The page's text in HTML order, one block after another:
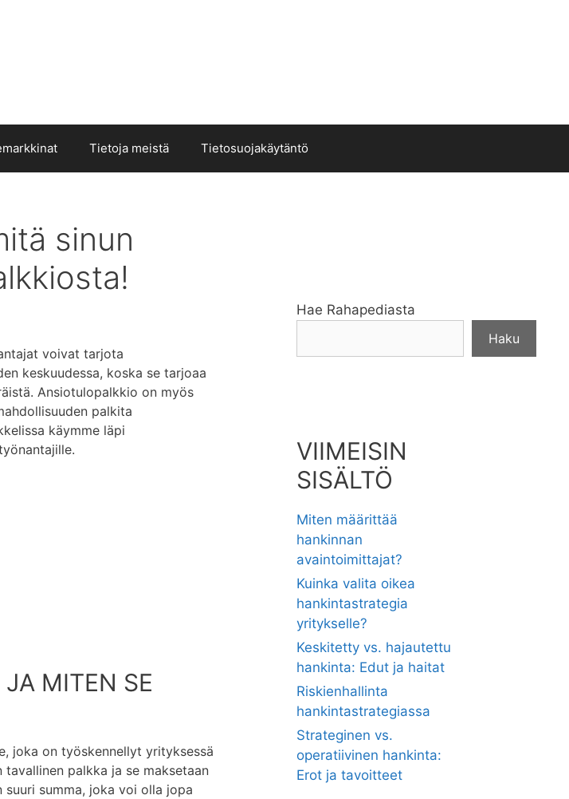
Tietoja meistä Tietosuojakäytäntö
sinun
voivat tarjota
keskuudessa, koska se tarjoaa
Ansiotulopalkkio on myös
palkita
käymme läpi
MITEN SE
joka on työskennellyt yrityksessä
palkka ja se maksetaan
suuri summa, joka voi olla jopa
Hae Rahapediasta
Haku
VIIMEISIN
SISÄLTÖ
Miten määrittää
hankinnan
avaintoimittajat?
Kuinka valita oikea
hankintastrategia
yritykselle?
Keskitetty vs. hajautettu
hankinta: Edut ja haitat
Riskienhallinta
hankintastrategiassa
Strateginen vs.
operatiivinen hankinta:
Erot ja tavoitteet